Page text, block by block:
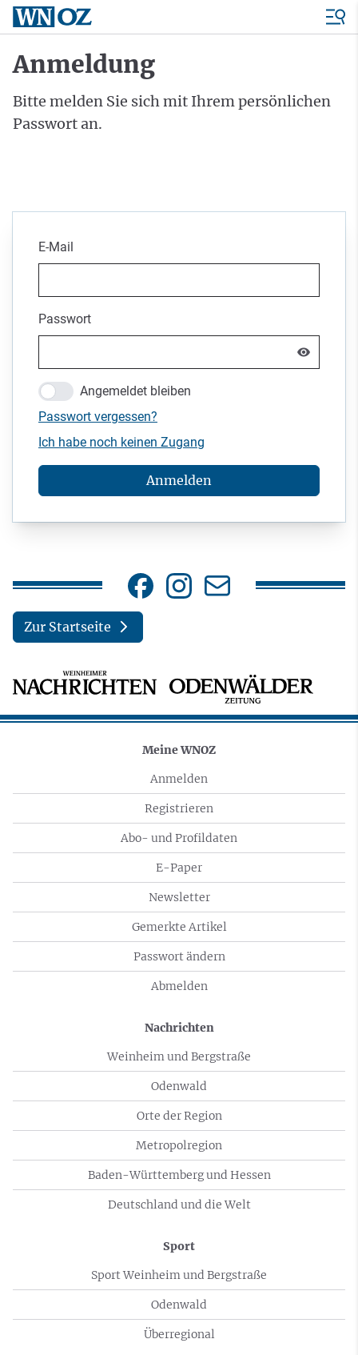
Anmeldung
Bitte melden Sie sich mit Ihrem persönlichen
Passwort an.
E-Mail
Passwort
Angemeldet bleiben
Passwort vergessen?
Ich habe noch keinen Zugang
Anmelden
Zur Startseite
Meine WNOZ
Anmelden
Registrieren
Abo- und Profildaten
E-Paper
Newsletter
Gemerkte Artikel
Passwort ändern
Abmelden
Nachrichten
Weinheim und Bergstraße
Odenwald
Orte der Region
Metropolregion
Baden-Württemberg und Hessen
Deutschland und die Welt
Sport
Sport Weinheim und Bergstraße
Odenwald
Überregional